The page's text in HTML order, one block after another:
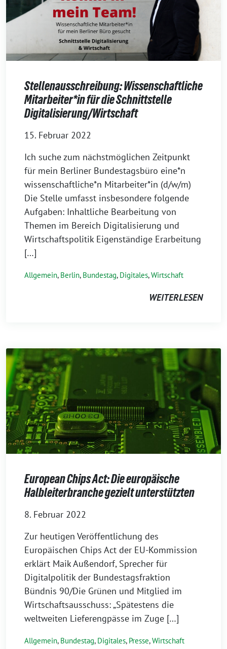
Stellenausschreibung: Wissenschaftliche
Mitarbeiter*in für die Schnittstelle
Digitalisierung/Wirtschaft
15. Februar 2022
Ich suche zum nächstmöglichen Zeitpunkt
für mein Berliner Bundestagsbüro eine*n
wissenschaftliche*n Mitarbeiter*in (d/w/m)
Die Stelle umfasst insbesondere folgende
Aufgaben: Inhaltliche Bearbeitung von
Themen im Bereich Digitalisierung und
Wirtschaftspolitik Eigenständige Erarbeitung
[…]
Allgemein, Berlin, Bundestag, Digitales,Wirtschaft
WEITERLESEN
European Chips Act: Die europäische
Halbleiterbranche gezielt unterstützten
8. Februar 2022
Zur heutigen Veröffentlichung des
Europäischen Chips Act der EU-Kommission
erklärt Maik Außendorf, Sprecher für
Digitalpolitik der Bundestagsfraktion
Bündnis 90/Die Grünen und Mitglied im
Wirtschaftsausschuss: „Spätestens die
weltweiten Lieferengpässe im Zuge […]
Allgemein, Bundestag, Digitales, Presse,Wirtschaft